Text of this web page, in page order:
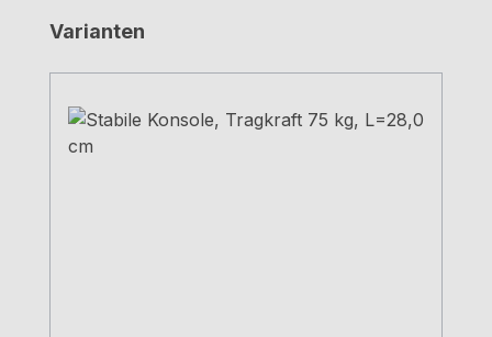
Produktgalerie überspringen
Varianten